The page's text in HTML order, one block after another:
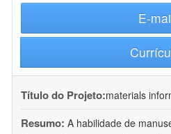
E-
Título do Projeto:materials
Resumo: A habilidade de